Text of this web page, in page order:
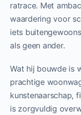
ratrace. Met
waardering voor
iets
als geen ander.
Wat hij bouwde is
prachtige
kunstenaarschap,
is zorgvuldig